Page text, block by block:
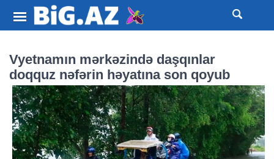
Vyetnamın mərkəzində daşqınlar
doqquz nəfərin həyatına son qoyub